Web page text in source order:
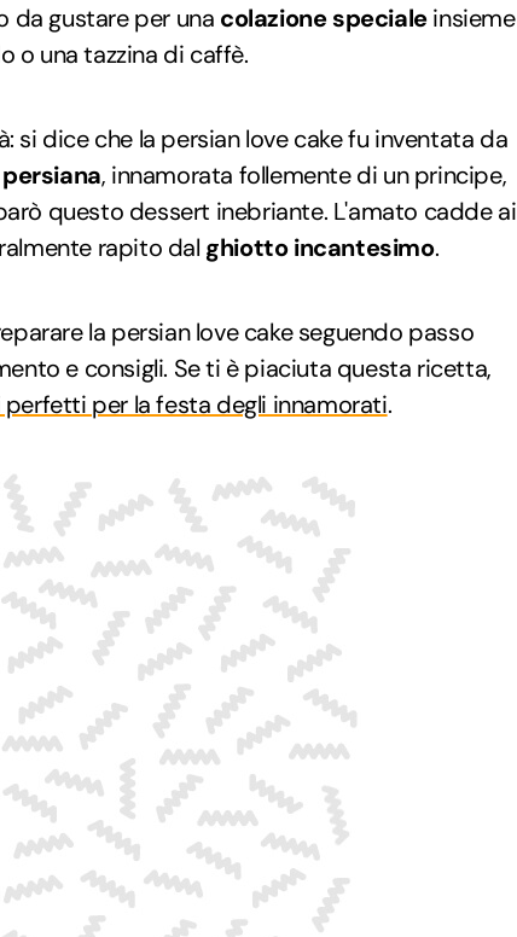
da gustare per una colazione specialeinsieme
o una tazzina di caffè.
si dice che la persian love cake fu inventata da
, innamorata follemente di un principe,
questo dessert inebriante. L'amato cadde ai
rapito dal ghiotto incantesimo.
la persian love cake seguendo passo
e consigli. Se ti è piaciuta questa ricetta,
per la festa degli innamorati.